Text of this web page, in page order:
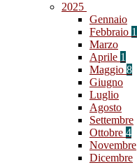
2025
Gennaio
Febbraio 1
Marzo
Aprile 1
Maggio 8
Giugno
Luglio
Agosto
Settembre
Ottobre 4
Novembre
Dicembre